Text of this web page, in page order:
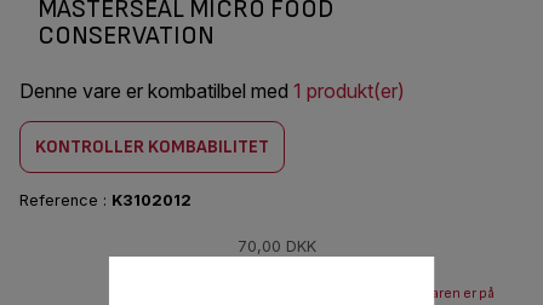
MASTERSEAL MICRO FOOD
CONSERVATION
Denne vare er kombatilbel med 1 produkt(er)
KONTROLLER KOMBABILITET
Reference : K3102012
70,00 DKK
Send mail når varen er på